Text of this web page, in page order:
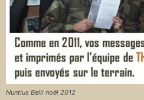
Nuntius Belli noël 2012